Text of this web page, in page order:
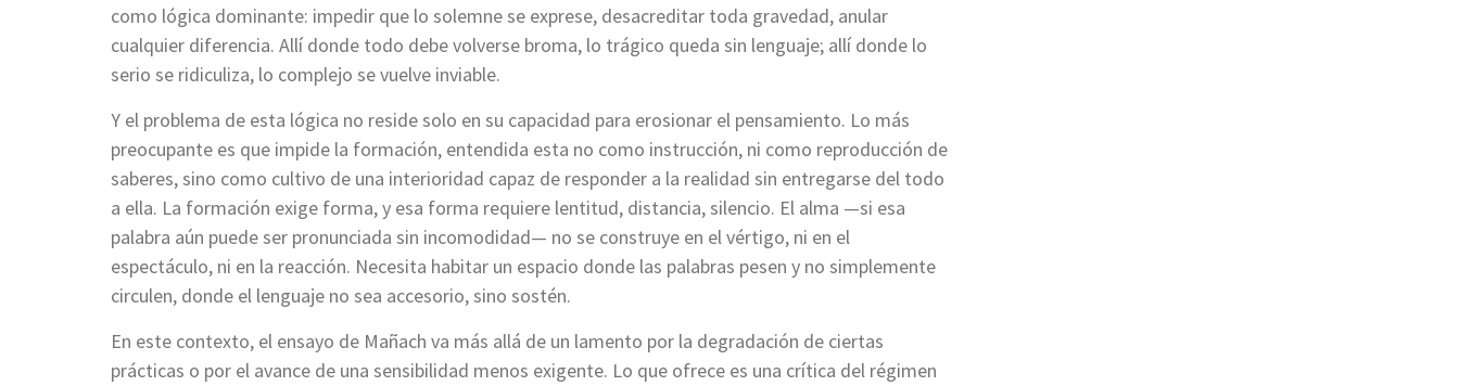
como lógica dominante: impedir que lo solemne se exprese, desacreditar toda gravedad, anular
cualquier diferencia. Allí donde todo debe volverse broma, lo trágico queda sin lenguaje; allí donde lo
serio se ridiculiza, lo complejo se vuelve inviable.
Y el problema de esta lógica no reside solo en su capacidad para erosionar el pensamiento. Lo más
preocupante es que impide la formación, entendida esta no como instrucción, ni como reproducción de
saberes, sino como cultivo de una interioridad capaz de responder a la realidad sin entregarse del todo
a ella. La formación exige forma, y esa forma requiere lentitud, distancia, silencio. El alma —si esa
palabra aún puede ser pronunciada sin incomodidad— no se construye en el vértigo, ni en el
espectáculo, ni en la reacción. Necesita habitar un espacio donde las palabras pesen y no simplemente
circulen, donde el lenguaje no sea accesorio, sino sostén.
En este contexto, el ensayo de Mañach va más allá de un lamento por la degradación de ciertas
prácticas o por el avance de una sensibilidad menos exigente. Lo que ofrece es una crítica del régimen